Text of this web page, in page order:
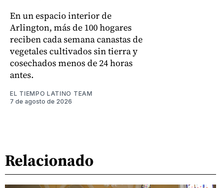
En un espacio interior de
Arlington, más de 100 hogares
reciben cada semana canastas de
vegetales cultivados sin tierra y
cosechados menos de 24 horas
antes.
EL TIEMPO LATINO TEAM
7 de agosto de 2026
Relacionado